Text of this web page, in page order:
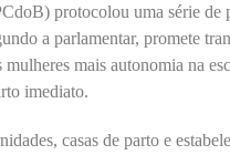
protocolou uma série de
a parlamentar, promete
mais autonomia na
imediato.
casas de parto e